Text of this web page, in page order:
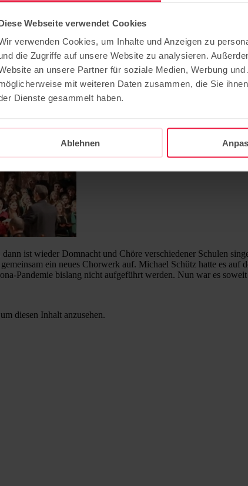
Webseite verwendet Cookies
verwenden Cookies, um Inhalte und Anzeigen zu
die Zugriffe auf unsere Website zu analysieren.
an unsere Partner für soziale Medien, Werbung
mit weiteren Daten zusammen, die Sie
Dienste gesammelt haben.
Ablehnen
Uraufführung
2024 mit einer
dabei.
ist wieder Domnacht und Chöre verschiedener Schulen
ein neues Chorwerk auf. Michael Schütz hatte es
Pandemie bislang nicht aufgeführt werden. Nun war es
um diesen Inhalt anzusehen.